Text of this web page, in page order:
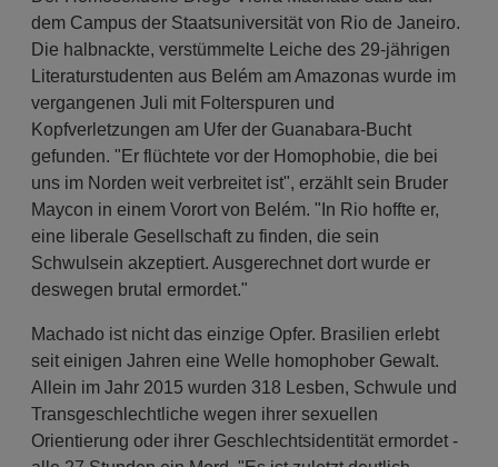
dem Campus der Staatsuniversität von Rio de Janeiro.
Die halbnackte, verstümmelte Leiche des 29-jährigen
Literaturstudenten aus Belém am Amazonas wurde im
vergangenen Juli mit Folterspuren und
Kopfverletzungen am Ufer der Guanabara-Bucht
gefunden. "Er flüchtete vor der Homophobie, die bei
uns im Norden weit verbreitet ist", erzählt sein Bruder
Maycon in einem Vorort von Belém. "In Rio hoffte er,
eine liberale Gesellschaft zu finden, die sein
Schwulsein akzeptiert. Ausgerechnet dort wurde er
deswegen brutal ermordet."
Machado ist nicht das einzige Opfer. Brasilien erlebt
seit einigen Jahren eine Welle homophober Gewalt.
Allein im Jahr 2015 wurden 318 Lesben, Schwule und
Transgeschlechtliche wegen ihrer sexuellen
Orientierung oder ihrer Geschlechtsidentität ermordet -